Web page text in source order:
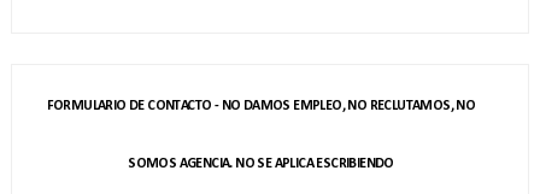
FORMULARIO DE CONTACTO - NO DAMOS EMPLEO, NO RECLUTAMOS, NO
SOMOS AGENCIA. NO SE APLICA ESCRIBIENDO